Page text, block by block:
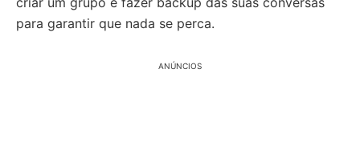
para garantir que nada se perca.
ANÚNCIOS